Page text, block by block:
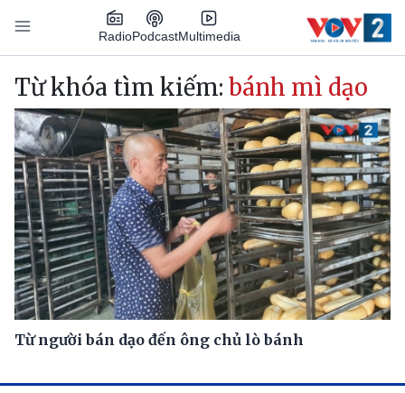
Nhảy đến nội dung
RadioPodcastMultimedia
Main navigation
Từ khóa tìm kiếm: bánh mì dạo
Từ người bán dạo đến ông chủ lò bánh